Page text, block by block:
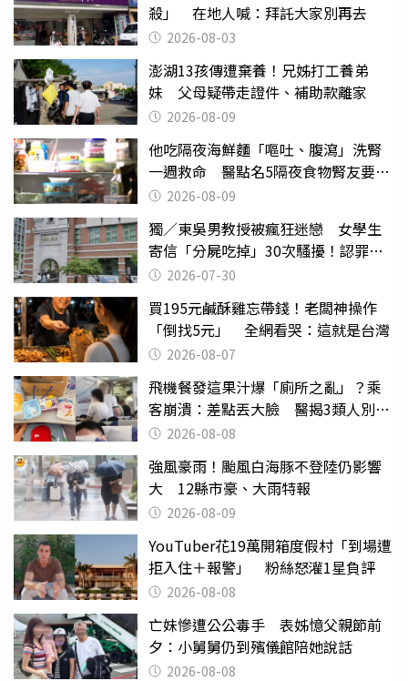
殺」 在地人喊：拜託大家別再去
2026-08-03
澎湖13孩傳遭棄養！兄姊打工養弟
妹 父母疑帶走證件、補助款離家
2026-08-09
他吃隔夜海鮮麵「嘔吐、腹瀉」洗腎
一週救命 醫點名5隔夜食物腎友要注
意 2026-08-09
獨／東吳男教授被瘋狂迷戀 女學生
寄信「分屍吃掉」30次騷擾！認罪免
關 2026-07-30
買195元鹹酥雞忘帶錢！老闆神操作
「倒找5元」 全網看哭：這就是台灣
2026-08-07
飛機餐發這果汁爆「廁所之亂」？乘
客崩潰：差點丟大臉 醫揭3類人別亂
喝 2026-08-08
強風豪雨！颱風白海豚不登陸仍影響
大 12縣市豪、大雨特報
2026-08-09
YouTuber花19萬開箱度假村「到場遭
拒入住＋報警」 粉絲怒灌1星負評
2026-08-08
亡妹慘遭公公毒手 表姊憶父親節前
夕：小舅舅仍到殯儀館陪她說話
2026-08-08